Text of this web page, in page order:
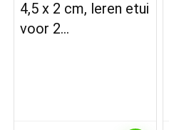
4,5 x 2 cm, leren etui
voor 2…